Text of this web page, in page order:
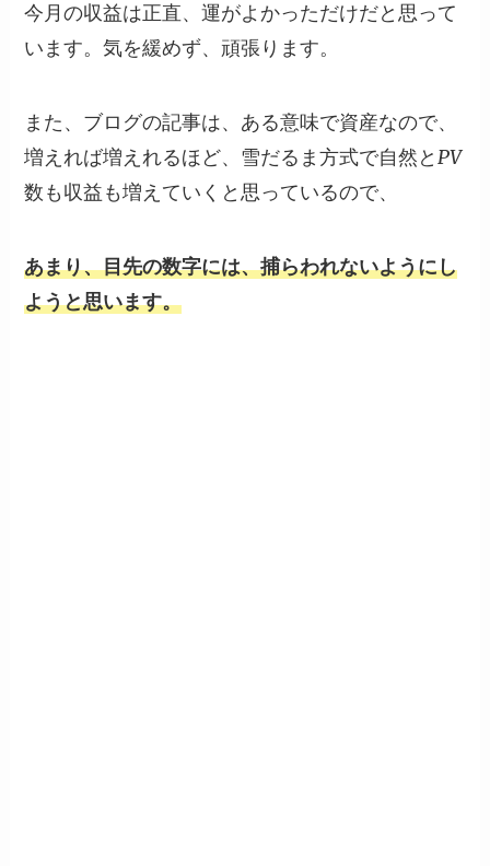
今月の収益は正直、運がよかっただけだと思って
います。気を緩めず、頑張ります。
また、ブログの記事は、ある意味で資産なので、
増えれば増えれるほど、雪だるま方式で自然とPV
数も収益も増えていくと思っているので、
あまり、目先の数字には、捕らわれないようにし
ようと思います。